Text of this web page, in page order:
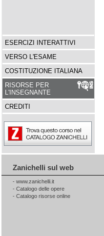
ESERCIZI INTERATTIVI
VERSO L'ESAME
COSTITUZIONE ITALIANA
RISORSE PER
L'INSEGNANTE
CREDITI
Zanichelli sul web
- www.zanichelli.it
- Catalogo delle opere
- Catalogo risorse online